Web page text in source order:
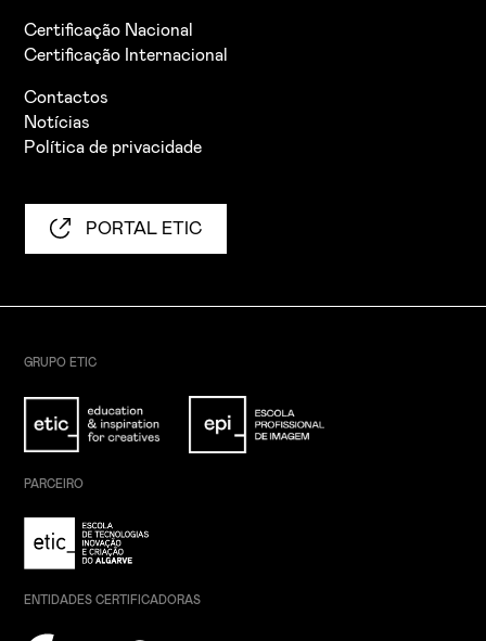
Certificação Nacional
Certificação Internacional
Contactos
Notícias
Política de privacidade
PORTAL ETIC
GRUPO ETIC
PARCEIRO
ENTIDADES CERTIFICADORAS